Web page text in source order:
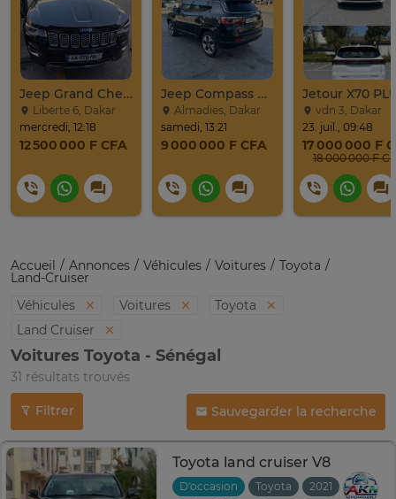
Jeep Grand Cherokee Overland 2019 À Vendre
Liberte 6, Dakar
mercredi, 12:18
12 500 000 F CFA
Jeep Compass SUV Noir Essence Automatique
Almadies, Dakar
samedi, 13:21
9 000 000 F CFA
vdn 3, Dakar
23. juil., 09:48
17 000 000 F
18 000 000 F
Accueil Annonces Véhicules Voitures Toyota
Land-Cruiser
Véhicules
Voitures
Toyota
Land Cruiser
Voitures Toyota - Sénégal
31 résultats trouvés
Filtrer Sauvegarder la recherche
Toyota land cruiser V8
D'occasion Toyota 2021